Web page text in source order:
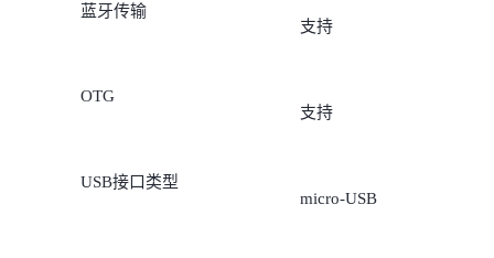
蓝牙传输
支持
OTG
支持
USB接口类型
micro-USB